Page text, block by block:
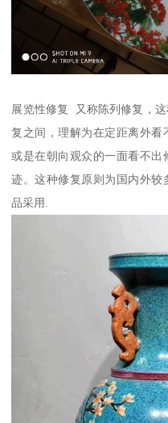
展览性修复 又称陈列修复，
复之间，理解为在定距离外看
或是在朝向观众的一面看不出
迹。这种修复原则为国内外
品采用.